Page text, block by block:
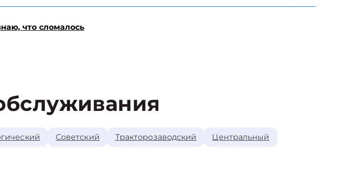
что сломалось
Советский Тракторозаводский Центральный